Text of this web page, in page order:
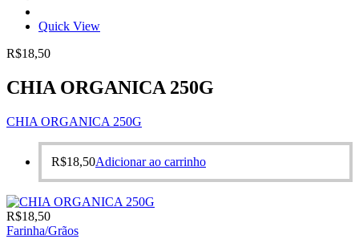
Quick View
R$18,50
CHIA ORGANICA 250G
CHIA ORGANICA 250G
R$18,50Adicionar ao carrinho
R$18,50
Farinha/Grãos